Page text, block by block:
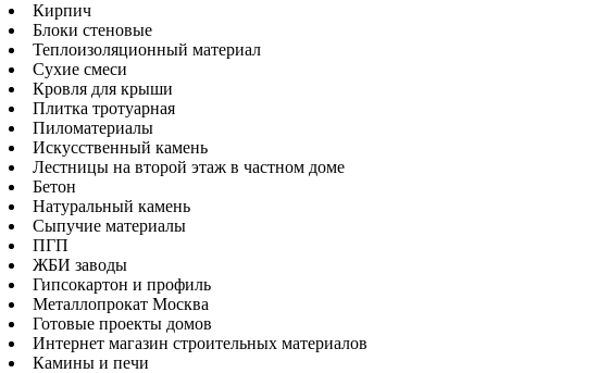
Кирпич
Блоки стеновые
Теплоизоляционный материал
Сухие смеси
Кровля для крыши
Плитка тротуарная
Пиломатериалы
Искусственный камень
Лестницы на второй этаж в частном доме
Бетон
Натуральный камень
Сыпучие материалы
ПГП
ЖБИ заводы
Гипсокартон и профиль
Металлопрокат Москва
Готовые проекты домов
Интернет магазин строительных материалов
Камины и печи